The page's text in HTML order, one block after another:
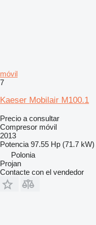
móvil
7
Kaeser Mobilair M100.1
Precio a consultar
Compresor móvil
2013
Potencia 97.55 Hp (71.7 kW)
Polonia
Projan
Contacte con el vendedor